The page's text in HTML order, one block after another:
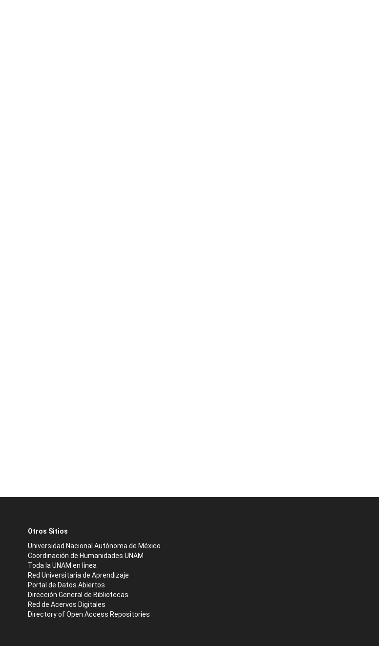
Otros Sitios
Universidad Nacional Autónoma de México
Coordinación de Humanidades UNAM
Toda la UNAM en línea
Red Universitaria de Aprendizaje
Portal de Datos Abiertos
Dirección General de Bibliotecas
Red de Acervos Digitales
Directory of Open Access Repositories